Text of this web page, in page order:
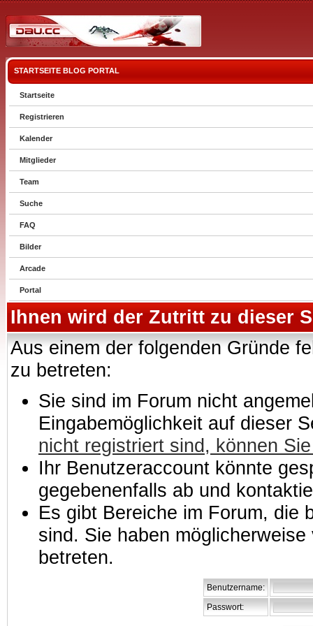
STARTSEITE BLOG PORTAL
Startseite
Registrieren
Kalender
Mitglieder
Team
Suche
FAQ
Bilder
Arcade
Portal
Ihnen wird der Zutritt zu dieser
Aus einem der folgenden Gründe
zu betreten:
Sie sind im Forum nicht
Eingabemöglichkeit auf dieser
nicht registriert sind, können
Ihr Benutzeraccount könnte
gegebenenfalls ab und
Es gibt Bereiche im Forum, die
sind. Sie haben
betreten.
Benutzername:
Passwort: